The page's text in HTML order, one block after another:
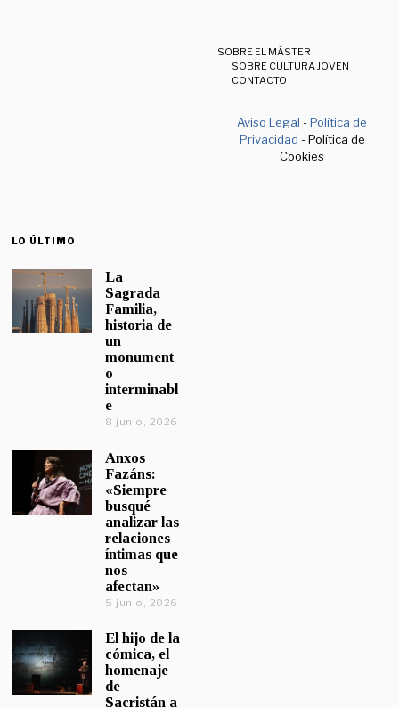
SOBRE EL MÁSTER
SOBRE CULTURA JOVEN
CONTACTO
Aviso Legal -Política de
Privacidad - Política de
Cookies
LO ÚLTIMO
La
Sagrada
Familia,
historia de
un
monument
o
interminabl
e
8 junio, 2026
Anxos
Fazáns:
«Siempre
busqué
analizar las
relaciones
íntimas que
nos
afectan»
5 junio, 2026
El hijo de la
cómica, el
homenaje
de
Sacristán a